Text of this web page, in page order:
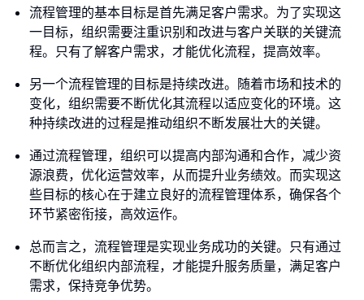
流程管理的基本目标是首先满足客户需求。为了实现这
一目标，组织需要注重识别和改进与客户关联的关键流
程。只有了解客户需求，才能优化流程，提高效率。
另一个流程管理的目标是持续改进。随着市场和技术的
变化，组织需要不断优化其流程以适应变化的环境。这
种持续改进的过程是推动组织不断发展壮大的关键。
通过流程管理，组织可以提高内部沟通和合作，减少资
源浪费，优化运营效率，从而提升业务绩效。而实现这
些目标的核心在于建立良好的流程管理体系，确保各个
环节紧密衔接，高效运作。
总而言之，流程管理是实现业务成功的关键。只有通过
不断优化组织内部流程，才能提升服务质量，满足客户
需求，保持竞争优势。